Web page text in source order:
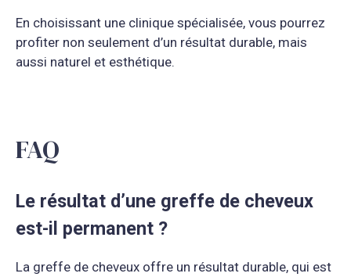
En choisissant une clinique spécialisée, vous pourrez
profiter non seulement d’un résultat durable, mais
aussi naturel et esthétique.
FAQ
Le résultat d’une greffe de cheveux
est-il permanent ?
La greffe de cheveux offre un résultat durable, qui est